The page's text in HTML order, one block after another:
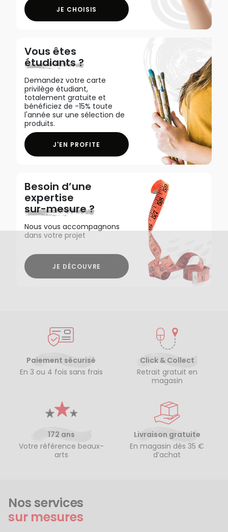
JE CHOISIS
Vous êtes
étudiants ?
Demandez votre carte
privilège étudiant,
totalement gratuite et
bénéficiez de -15% toute
l'année sur une sélection de
produits.
J'EN PROFITE
Besoin d’une
expertise
sur-mesure ?
Nous vous accompagnons
dans votre projet
JE DÉCOUVRE
Paiement sécurisé
En 3 ou 4 fois sans frais
Click & Collect
Retrait gratuit en
magasin
172 ans
Votre référence beaux-
arts
Livraison gratuite
En magasin dès 35 €
d’achat
Nos services
sur mesures